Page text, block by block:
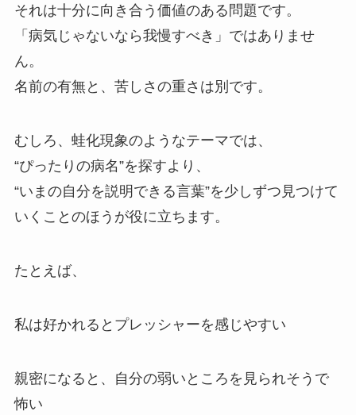
それは十分に向き合う価値のある問題です。
「病気じゃないなら我慢すべき」ではありませ
ん。
名前の有無と、苦しさの重さは別です。
むしろ、蛙化現象のようなテーマでは、
“ぴったりの病名”を探すより、
“いまの自分を説明できる言葉”を少しずつ見つけて
いくことのほうが役に立ちます。
たとえば、
私は好かれるとプレッシャーを感じやすい
親密になると、自分の弱いところを見られそうで
怖い